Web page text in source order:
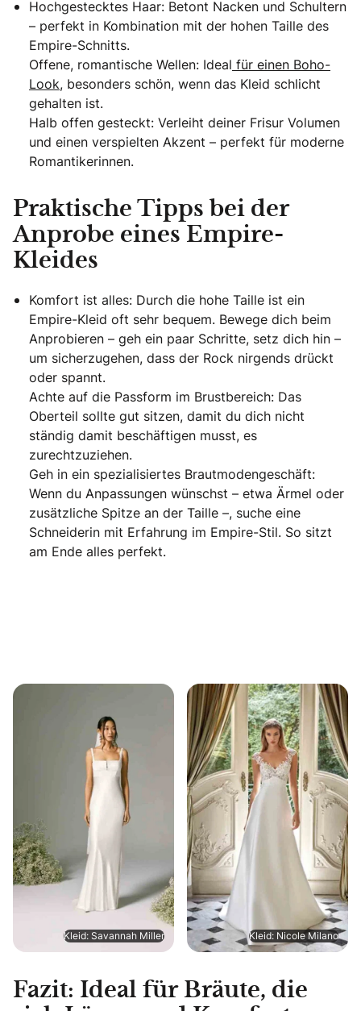
Hochgestecktes Haar: Betont Nacken und Schultern
– perfekt in Kombination mit der hohen Taille des
Empire-Schnitts.
Offene, romantische Wellen: Ideal für einen Boho-
Look, besonders schön, wenn das Kleid schlicht
gehalten ist.
Halb offen gesteckt: Verleiht deiner Frisur Volumen
und einen verspielten Akzent – perfekt für moderne
Romantikerinnen.
Praktische Tipps bei der
Anprobe eines Empire-
Kleides
Komfort ist alles: Durch die hohe Taille ist ein
Empire-Kleid oft sehr bequem. Bewege dich beim
Anprobieren – geh ein paar Schritte, setz dich hin –
um sicherzugehen, dass der Rock nirgends drückt
oder spannt.
Achte auf die Passform im Brustbereich: Das
Oberteil sollte gut sitzen, damit du dich nicht
ständig damit beschäftigen musst, es
zurechtzuziehen.
Geh in ein spezialisiertes Brautmodengeschäft:
Wenn du Anpassungen wünschst – etwa Ärmel oder
zusätzliche Spitze an der Taille –, suche eine
Schneiderin mit Erfahrung im Empire-Stil. So sitzt
am Ende alles perfekt.
Kleid: Savannah Miller Kleid: Nicole Milano
Fazit: Ideal für Bräute, die